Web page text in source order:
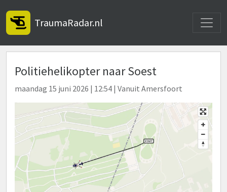
TraumaRadar.nl
Politiehelikopter naar Soest
maandag 15 juni 2026 | 12:54 | Vanuit Amersfoort